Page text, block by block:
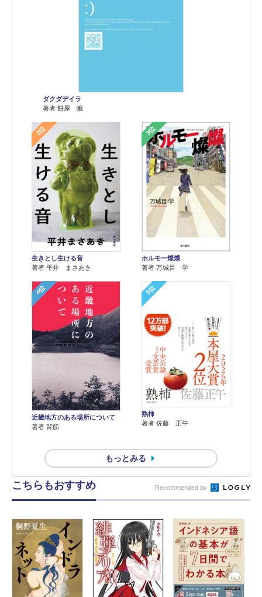
ダクダデイラ
著者 餅屋 蛾
2位
生きとし生ける音
著者 平井 まさあき
3位
ホルモー燦燦
著者 万城目 学
4位
近畿地方のある場所について
著者 背筋
5位
熟柿
著者 佐藤 正午
もっとみる
こちらもおすすめ Recommended by